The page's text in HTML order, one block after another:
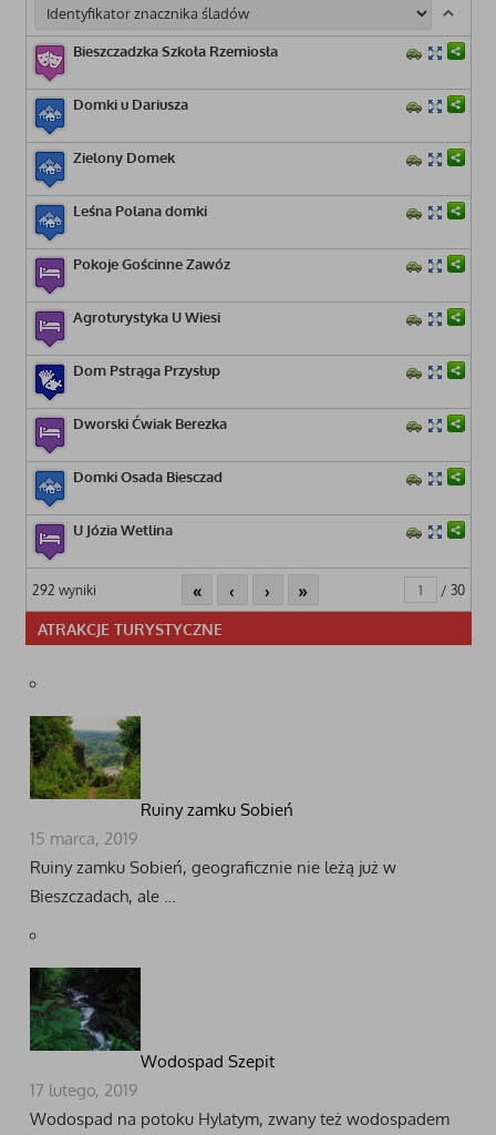
Bieszczadzka Szkoła Rzemiosła
Domki u Dariusza
Zielony Domek
Leśna Polana domki
Pokoje Gościnne Zawóz
Agroturystyka U Wiesi
Dom Pstrąga Przysłup
Dworski Ćwiak Berezka
Domki Osada Biesczad
U Józia Wetlina
292 wyniki « ‹ › » / 30
ATRAKCJE TURYSTYCZNE
Ruiny zamku Sobień
15 marca, 2019
Ruiny zamku Sobień, geograficznie nie leżą już w
Bieszczadach, ale …
Wodospad Szepit
17 lutego, 2019
Wodospad na potoku Hylatym, zwany też wodospadem